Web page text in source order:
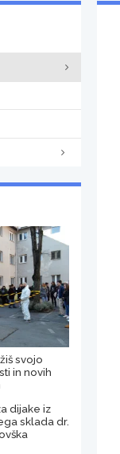
svojo
in novih
dijake iz
sklada dr.